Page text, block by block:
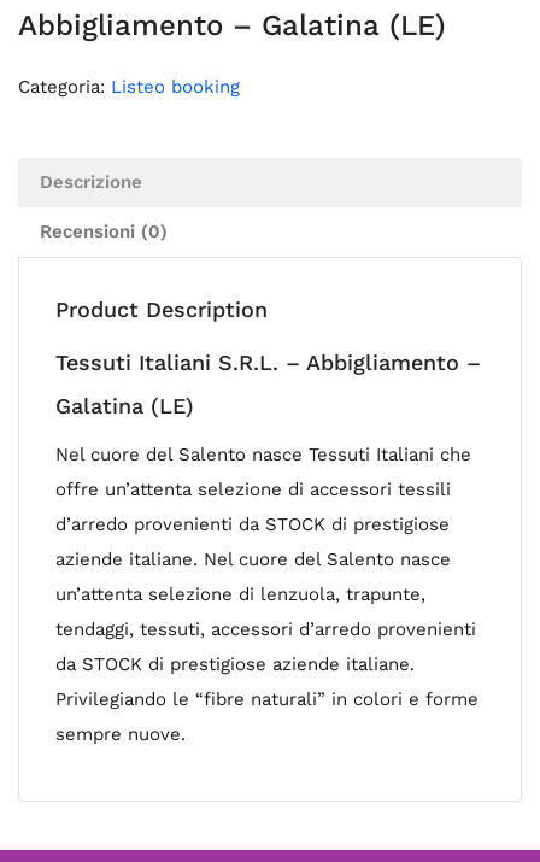
Abbigliamento – Galatina (LE)
Categoria: Listeo booking
Descrizione
Recensioni (0)
Product Description
Tessuti Italiani S.R.L. – Abbigliamento –
Galatina (LE)
Nel cuore del Salento nasce Tessuti Italiani che
offre un’attenta selezione di accessori tessili
d’arredo provenienti da STOCK di prestigiose
aziende italiane. Nel cuore del Salento nasce
un’attenta selezione di lenzuola, trapunte,
tendaggi, tessuti, accessori d’arredo provenienti
da STOCK di prestigiose aziende italiane.
Privilegiando le “fibre naturali” in colori e forme
sempre nuove.